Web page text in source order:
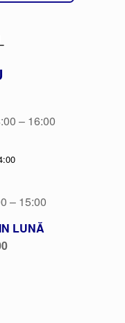
– 16:00
– 15:00
LUNĂ